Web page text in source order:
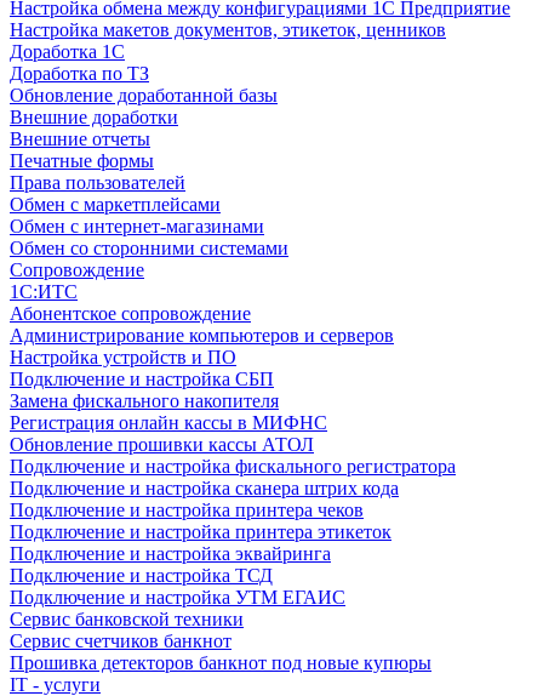
Настройка обмена между конфигурациями 1С Предприятие
Настройка макетов документов, этикеток, ценников
Доработка 1С
Доработка по ТЗ
Обновление доработанной базы
Внешние доработки
Внешние отчеты
Печатные формы
Права пользователей
Обмен с маркетплейсами
Обмен с интернет-магазинами
Обмен со сторонними системами
Сопровождение
1C:ИТС
Абонентское сопровождение
Администрирование компьютеров и серверов
Настройка устройств и ПО
Подключение и настройка СБП
Замена фискального накопителя
Регистрация онлайн кассы в МИФНС
Обновление прошивки кассы АТОЛ
Подключение и настройка фискального регистратора
Подключение и настройка сканера штрих кода
Подключение и настройка принтера чеков
Подключение и настройка принтера этикеток
Подключение и настройка эквайринга
Подключение и настройка ТСД
Подключение и настройка УТМ ЕГАИС
Сервис банковской техники
Сервис счетчиков банкнот
Прошивка детекторов банкнот под новые купюры
IT - услуги